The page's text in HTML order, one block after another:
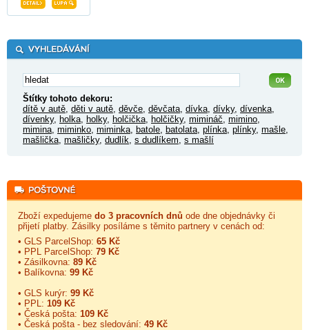
Štítky tohoto dekoru:
dítě v autě děti v autě děvče děvčata dívka dívky, dívenka
dívenky, holka holky, holčička holčičky, mimináč mimino
mimina miminko miminka batole batolata plínka plínky, mašle
mašlička mašličky, dudlík s dudlíkem s mašlí
Zboží expedujeme do 3 pracovních dnů ode dne objednávky či
přijetí platby. Zásilky posíláme s těmito partnery v cenách od:
• GLS ParcelShop: 65 Kč
• PPL ParcelShop: 79 Kč
• Zásilkovna: 89 Kč
• Balíkovna: 99 Kč
• GLS kurýr: 99 Kč
• PPL: 109 Kč
• Česká pošta: 109 Kč
• Česká pošta - bez sledování: 49 Kč